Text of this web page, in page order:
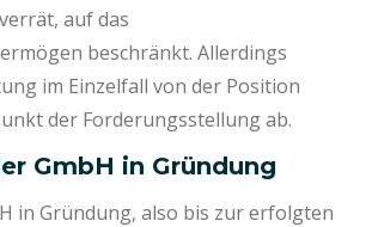
auf das
beschränkt. Allerdings
im Einzelfall von der Position
der Forderungsstellung ab.
GmbH in Gründung
in Gründung, also bis zur erfolgten